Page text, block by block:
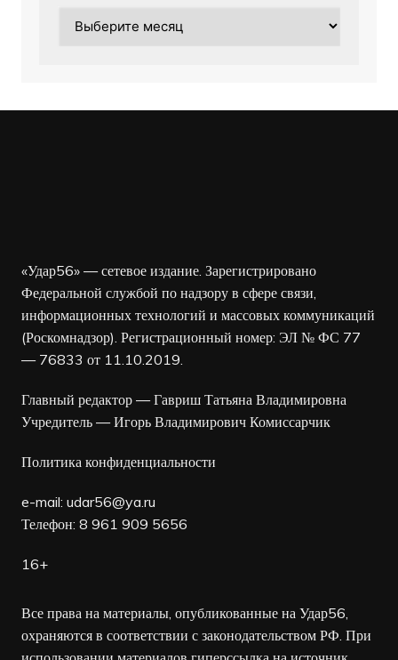
«Удар56» — сетевое издание. Зарегистрировано
Федеральной службой по надзору в сфере связи,
информационных технологий и массовых коммуникаций
(Роскомнадзор). Регистрационный номер: ЭЛ № ФС 77
— 76833 от 11.10.2019.
Главный редактор — Гавриш Татьяна Владимировна
Учредитель — Игорь Владимирович Комиссарчик
Политика конфиденциальности
e-mail: udar56@ya.ru
Телефон: 8 961 909 5656
16+
Все права на материалы, опубликованные на Удар56,
охраняются в соответствии с законодательством РФ. При